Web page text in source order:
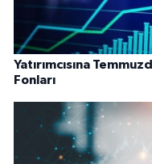
Yatırımcısına
Fonları